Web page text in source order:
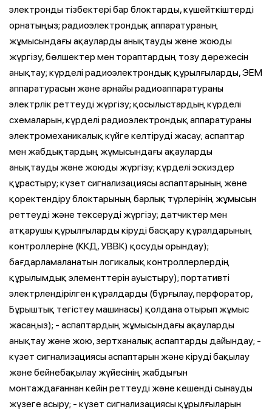
электронды тізбектері бар блоктарды, күшейткіштерді
орнатыңыз; радиоэлектрондық аппаратураның
жұмысындағы ақауларды анықтауды және жоюды
жүргізу, бөлшектер мен тораптардың тозу дәрежесін
анықтау; күрделі радиоэлектрондық құрылғыларды, ЭЕМ
аппаратурасын және арнайы радиоаппаратураны
электрлік реттеуді жүргізу; қосылыстардың күрделі
схемаларын, күрделі радиоэлектрондық аппаратураны
электромеханикалық күйге келтіруді жасау; аспаптар
мен жабдықтардың жұмысындағы ақауларды
анықтауды және жоюды жүргізу; күрделі эскиздер
құрастыру; күзет сигнализациясы аспаптарының және
қоректендіру блоктарының барлық түрлерінің жұмысын
реттеуді және тексеруді жүргізу; датчиктер мен
атқарушы құрылғыларды кіруді басқару құралдарының
контроллеріне (ККД, УВВК) қосуды орындау);
бағдарламаланатын логикалық контроллерлердің
құрылымдық элементтерін ауыстыру); портативті
электрлендірілген құралдарды (бұрғылау, перфоратор,
Бұрыштық тегістеу машинасы) қолдана отырып жұмыс
жасаңыз); - аспаптардың жұмысындағы ақауларды
анықтау және жою, зертханалық аспаптарды дайындау; -
күзет сигнализациясы аспаптарын және кіруді бақылау
және бейнебақылау жүйесінің жабдығын
монтаждағаннан кейін реттеуді және кешенді сынауды
жүзеге асыру; - күзет сигнализациясы құрылғыларын